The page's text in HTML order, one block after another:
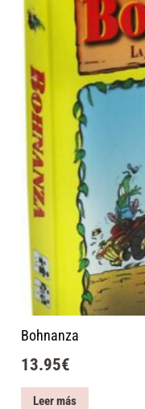
Bohnanza
13.95€
Leer más